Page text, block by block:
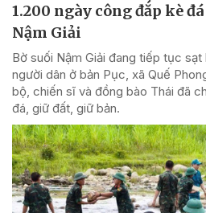
1.200 ngày công đắp kè
Nậm Giải
Bờ suối Nậm Giải đang tiếp tục
người dân ở bản Pục, xã Quế
bộ, chiến sĩ và đồng bào Thái đã
đá, giữ đất, giữ bản.